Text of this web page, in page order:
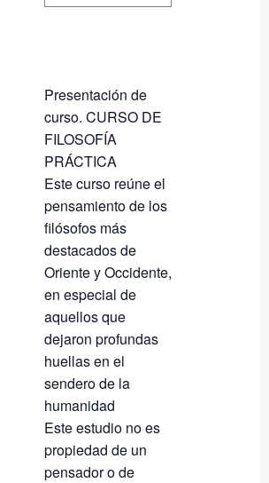
Presentación de
curso. CURSO DE
FILOSOFÍA
PRÁCTICA
Este curso reúne el
pensamiento de los
filósofos más
destacados de
Oriente y Occidente,
en especial de
aquellos que
dejaron profundas
huellas en el
sendero de la
humanidad
Este estudio no es
propiedad de un
pensador o de